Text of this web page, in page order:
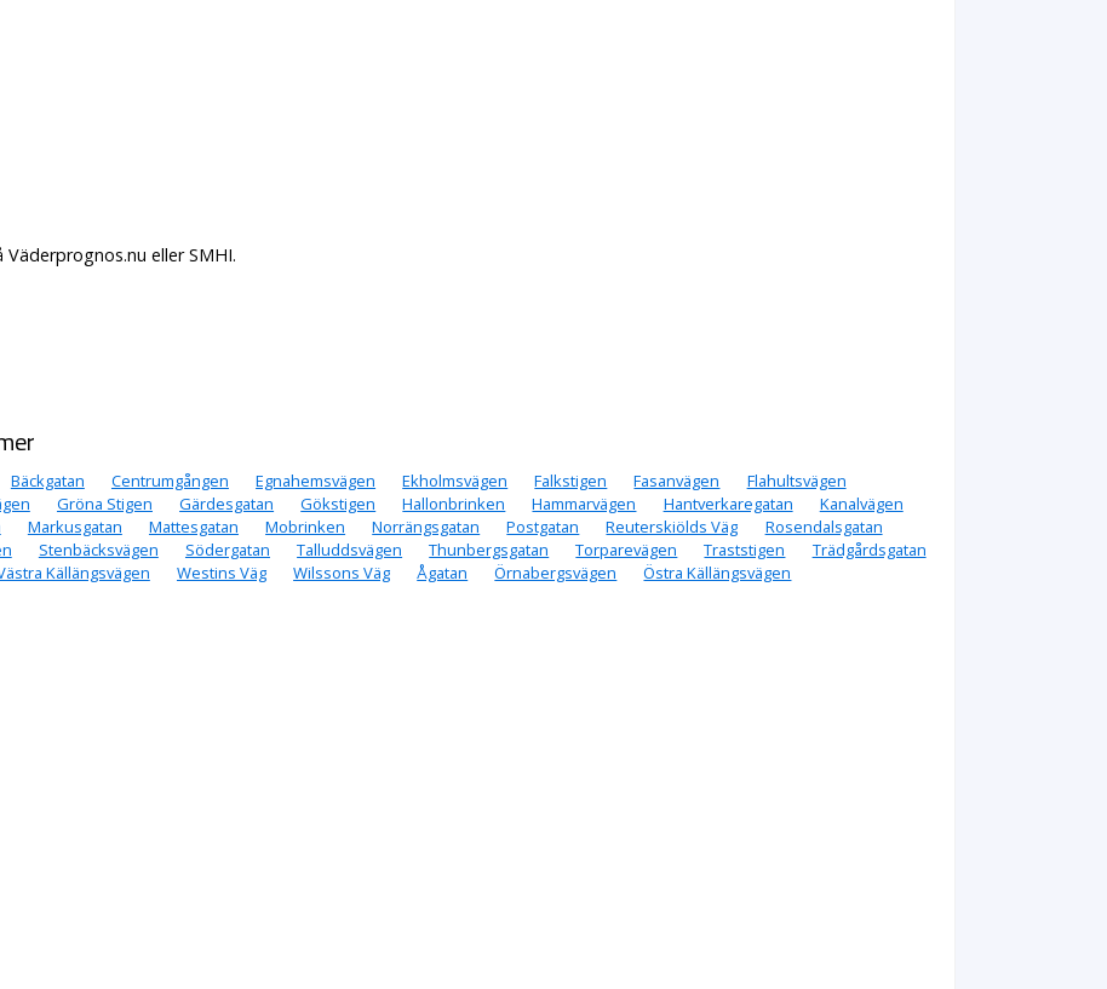
eller SMHI.
Bäckgatan Centrumgången Egnahemsvägen Ekholmsvägen Falkstigen Fasanvägen
Flahultsvägen
Gröna Stigen Gärdesgatan Gökstigen Hallonbrinken Hammarvägen Hantverkaregatan
Kanalvägen
Markusgatan Mattesgatan Mobrinken Norrängsgatan Postgatan Reuterskiölds Väg
Rosendalsgatan
Stenbäcksvägen Södergatan Talluddsvägen Thunbergsgatan Torparevägen Traststigen
Trädgårdsgatan
Källängsvägen Westins Väg Wilssons Väg Ågatan Örnabergsvägen Östra Källängsvägen